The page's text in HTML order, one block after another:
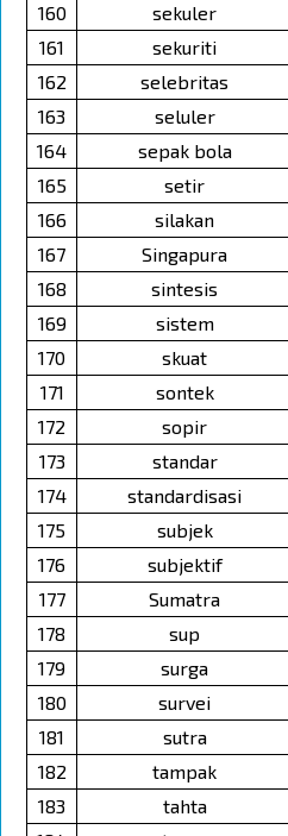
160
sekuler
161
sekuriti
162
selebritas
163
seluler
164
sepak bola
165
setir
166
silakan
167
Singapura
168
sintesis
169
sistem
170
skuat
171
sontek
172
sopir
173
standar
174
standardisasi
175
subjek
176
subjektif
177
Sumatra
178
sup
179
surga
180
survei
181
sutra
182
tampak
183
tahta